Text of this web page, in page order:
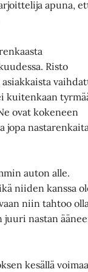
apuna,
Risto
kuitenkaan
ovat kokeneen
jopa
auton alle.
niiden kanssa
niin tahtoo
nastan
kesällä